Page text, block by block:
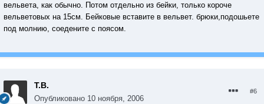
вельвета, как обычно. Потом отдельно из бейки, только короче
вельветовых на 15см. Бейковые вставите в вельвет. брюки,подошьете
под молнию, соедените с поясом.
Т.В.
Опубликовано 10 ноября, 2006
#6